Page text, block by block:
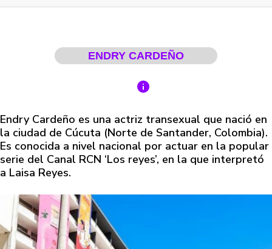
ENDRY CARDEÑO
Endry Cardeño es una actriz transexual que nació en
la ciudad de Cúcuta (Norte de Santander, Colombia).
Es conocida a nivel nacional por actuar en la popular
serie del Canal RCN ‘Los reyes’, en la que interpretó
a Laisa Reyes.